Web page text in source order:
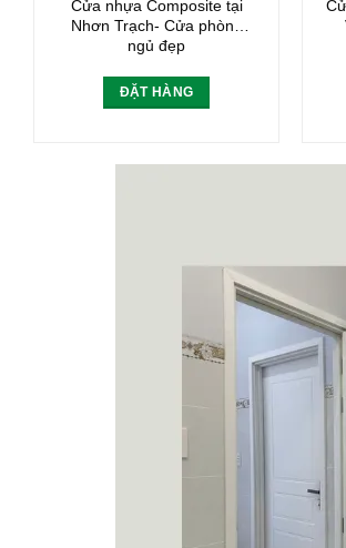
Cửa nhựa Composite tại
Nhơn Trạch- Cửa phòng
ngủ đẹp
ĐẶT HÀNG